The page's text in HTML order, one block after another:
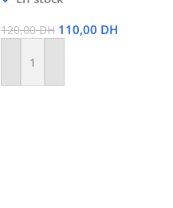
120,00DH 110,00 DH
Ajouter Au Panier